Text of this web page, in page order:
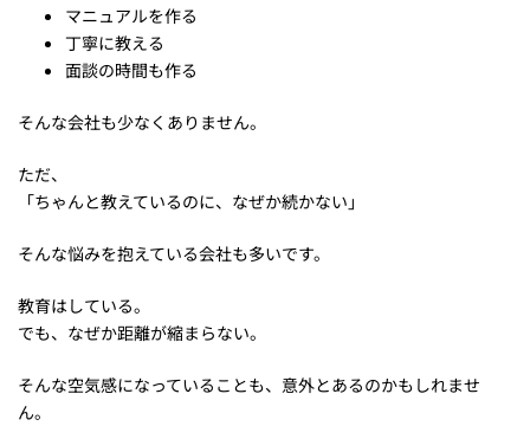
マニュアルを作る
丁寧に教える
面談の時間も作る
そんな会社も少なくありません。
ただ、
「ちゃんと教えているのに、なぜか続かない」
そんな悩みを抱えている会社も多いです。
教育はしている。
でも、なぜか距離が縮まらない。
そんな空気感になっていることも、意外とあるのかもしれませ
ん。